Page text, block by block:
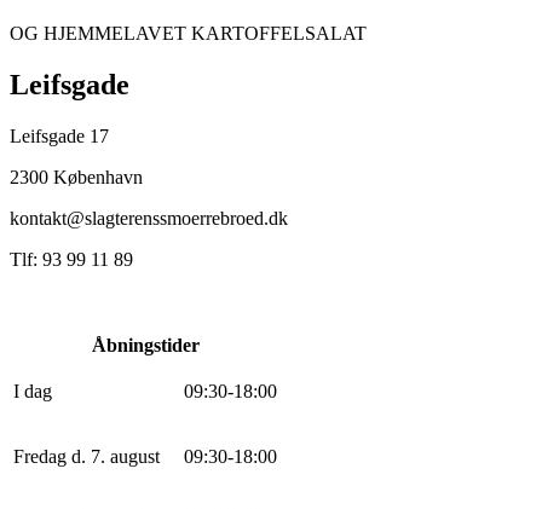
OG HJEMMELAVET KARTOFFELSALAT
Leifsgade
Leifsgade 17
2300 København
kontakt@slagterenssmoerrebroed.dk
Tlf: 93 99 11 89
Åbningstider
I dag 09:30-18:00
Fredag d. 7. august 09:30-18:00